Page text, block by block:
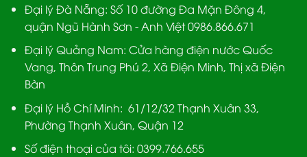
Đại lý Đà Nẵng: Số 10 đường Đa Mặn Đông 4,
quận Ngũ Hành Sơn - Anh Việt 0986.866.671
Đại lý Quảng Nam: Cửa hàng điện nước Quốc
Vang, Thôn Trung Phú 2, Xã Điện Minh, Thị xã Điện
Bàn
Đại lý Hồ Chí Minh: 61/12/32 Thạnh Xuân 33,
Phường Thạnh Xuân, Quận 12
Số điện thoại của tôi: 0399.766.655